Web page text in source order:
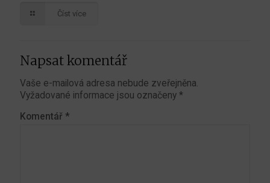
Číst více
Napsat komentář
Vaše e-mailová adresa nebude zveřejněna.
Vyžadované informace jsou označeny *
Komentář *